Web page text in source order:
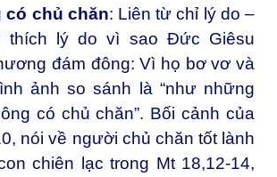
có chủ chăn: Liên từ chỉ lý do –
thích lý do vì sao Đức Giêsu
đám đông: Vì họ bơ vơ và
ảnh so sánh là “như những
có chủ chăn”. Bối cảnh của
nói về người chủ chăn tốt lành
chiên lạc trong Mt 18,12-14,